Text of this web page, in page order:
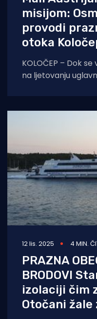
misijom:
provodi
otoka
KOLOČEP – Dok
na ljetovanju
12 lis. 2025 4 MIN.
PRAZNA
BRODOVI
izolaciji čim
Otočani